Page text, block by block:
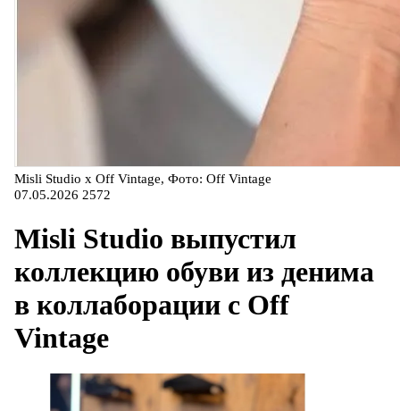
Misli Studio x Off Vintage, Фото: Off Vintage
07.05.2026 2572
Misli Studio выпустил
коллекцию обуви из денима
в коллаборации с Off
Vintage